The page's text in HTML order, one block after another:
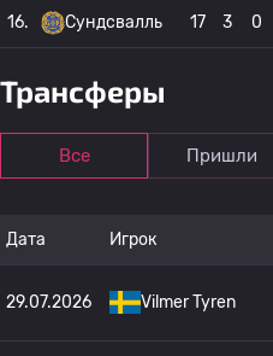
16. Сундсвалль 17 3 0
Трансферы
Все Пришли
Дата Игрок
29.07.2026 Vilmer Tyren